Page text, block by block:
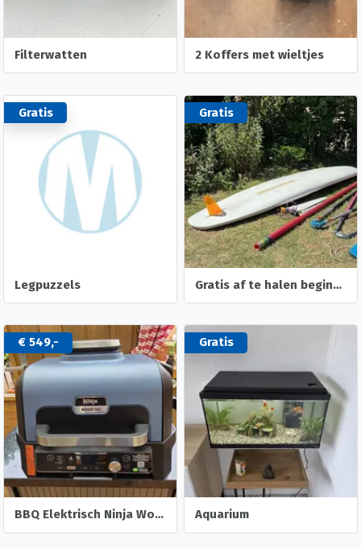
Filterwatten 2 Koffers met wieltjes
Gratis
Legpuzzels
Gratis
Gratis af te halen beginners surfplank met toebehoren
€ 549,-
BBQ Elektrisch Ninja Woodfire XL PRO.
Gratis
Aquarium